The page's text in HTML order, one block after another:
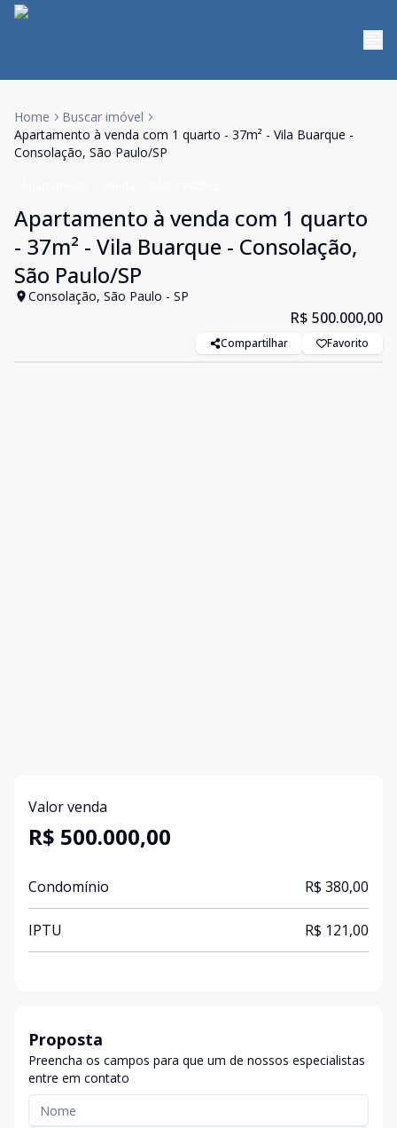
Home
Buscar imóvel
Apartamento à venda com 1 quarto - 37m² - Vila Buarque -
Consolação, São Paulo/SP
Apartamento à venda com 1 quarto
- 37m² - Vila Buarque - Consolação,
São Paulo/SP
Consolação, São Paulo - SP
R$ 500.000,00
Compartilhar Favorito
Valor venda
R$ 500.000,00
Condomínio R$ 380,00
IPTU R$ 121,00
Proposta
Preencha os campos para que um de nossos especialistas
entre em contato